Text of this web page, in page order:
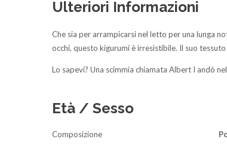
Ulteriori Informazioni
Che sia per arrampicarsi nel letto per una lunga
occhi, questo kigurumi è irresistibile. Il suo
Lo sapevi? Una scimmia chiamata Albert I andò
Età / Sesso
Composizione